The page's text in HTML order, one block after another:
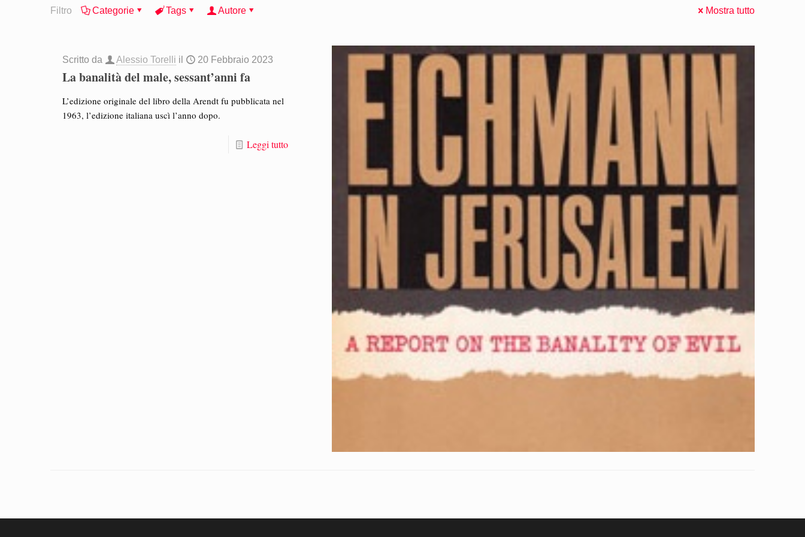
Filtro Categorie Tags Autore Mostra tutto
Scritto da Alessio Torelli il 20 Febbraio 2023
La banalità del male, sessant’anni fa
L’edizione originale del libro della Arendt fu pubblicata nel
1963, l’edizione italiana uscì l’anno dopo.
Leggi tutto